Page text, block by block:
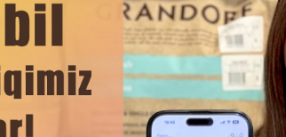
artıq əlavələrdən uzaqdır.
DAHA ÇOX OXU